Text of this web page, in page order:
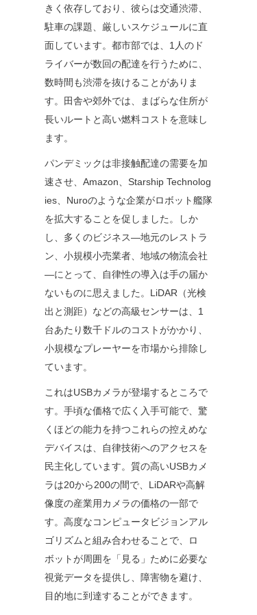
きく依存しており、彼らは交通渋滞、
駐車の課題、厳しいスケジュールに直
面しています。都市部では、1人のド
ライバーが数回の配達を行うために、
数時間も渋滞を抜けることがありま
す。田舎や郊外では、まばらな住所が
長いルートと高い燃料コストを意味し
ます。
パンデミックは非接触配達の需要を加
速させ、Amazon、Starship Technolog
ies、Nuroのような企業がロボット艦隊
を拡大することを促しました。しか
し、多くのビジネス—地元のレストラ
ン、小規模小売業者、地域の物流会社
—にとって、自律性の導入は手の届か
ないものに思えました。LiDAR（光検
出と測距）などの高級センサーは、1
台あたり数千ドルのコストがかかり、
小規模なプレーヤーを市場から排除し
ています。
これはUSBカメラが登場するところで
す。手頃な価格で広く入手可能で、驚
くほどの能力を持つこれらの控えめな
デバイスは、自律技術へのアクセスを
民主化しています。質の高いUSBカメ
ラは20から200の間で、LiDARや高解
像度の産業用カメラの価格の一部で
す。高度なコンピュータビジョンアル
ゴリズムと組み合わせることで、ロ
ボットが周囲を「見る」ために必要な
視覚データを提供し、障害物を避け、
目的地に到達することができます。